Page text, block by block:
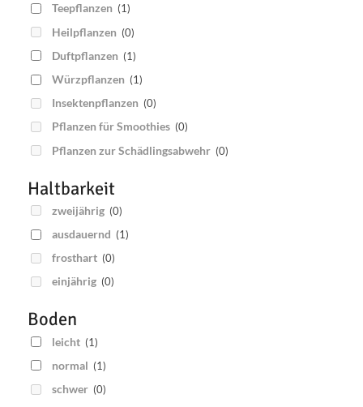
Teepflanzen (1)
Heilpflanzen (0)
Duftpflanzen (1)
Würzpflanzen (1)
Insektenpflanzen (0)
Pflanzen für Smoothies (0)
Pflanzen zur Schädlingsabwehr (0)
Haltbarkeit
zweijährig (0)
ausdauernd (1)
frosthart (0)
einjährig (0)
Boden
leicht (1)
normal (1)
schwer (0)